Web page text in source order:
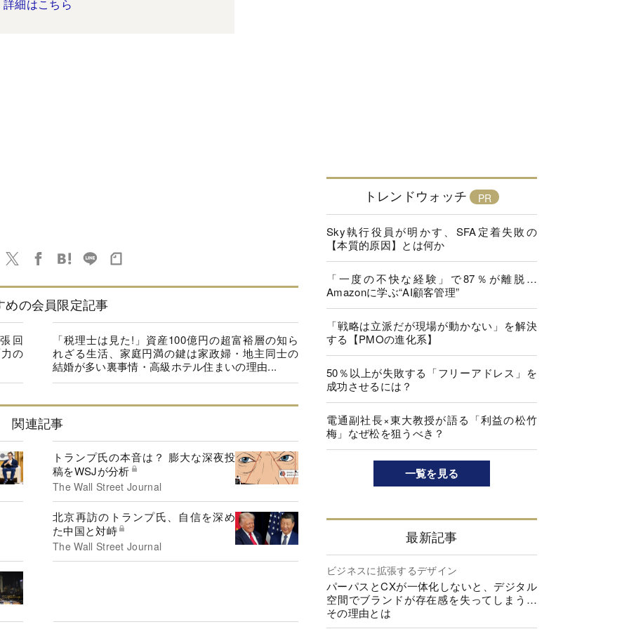
詳細はこちら
めの会員限定記事
回
の
「税理士は見た!」資産100億円の超富裕層の知ら
れざる生活、家庭円満の鍵は家政婦・地主同士の
結婚が多い裏事情・高級ホテル住まいの理由...
関連記事
トランプ氏の本音は？ 膨大な深夜投
稿をWSJが分析
The Wall Street Journal
北京再訪のトランプ氏、自信を深め
た中国と対峙
The Wall Street Journal
トレンドウォッチ
Sky執行役員が明かす、SFA定着失敗の
【本質的原因】とは何か
「一度の不快な経験」で87％が離脱…
Amazonに学ぶ“AI顧客管理”
「戦略は立派だが現場が動かない」を解決
する【PMOの進化系】
50％以上が失敗する「フリーアドレス」を
成功させるには？
電通副社長×東大教授が語る「利益の松竹
梅」なぜ松を狙うべき？
一覧を見る
最新記事
ビジネスに拡張するデザイン
パーパスとCXが一体化しないと、デジタル
空間でブランドが存在感を失ってしまう…
その理由とは